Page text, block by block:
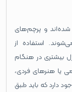
شده‌اند و پرچم‌های
استفاده از
بیشتری در هنگام
یا هنرهای فردی،
دارد که باید طبق